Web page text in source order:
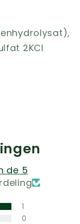
2KCl
de 5
1
0